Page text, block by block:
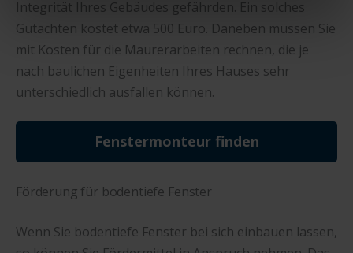
Sind Sie über 16? Dann willigen Sie mit „Annehmen“ in
die Nutzung aller Cookies ein – und schon gehts weiter.
Integrität Ihres Gebäudes gefährden. Ein solches
Gutachten kostet etwa 500 Euro. Daneben müssen Sie
mit Kosten für die Maurerarbeiten rechnen, die je
nach baulichen Eigenheiten Ihres Hauses sehr
unterschiedlich ausfallen können.
Fenstermonteur finden
Förderung für bodentiefe Fenster
Wenn Sie bodentiefe Fenster bei sich einbauen lassen,